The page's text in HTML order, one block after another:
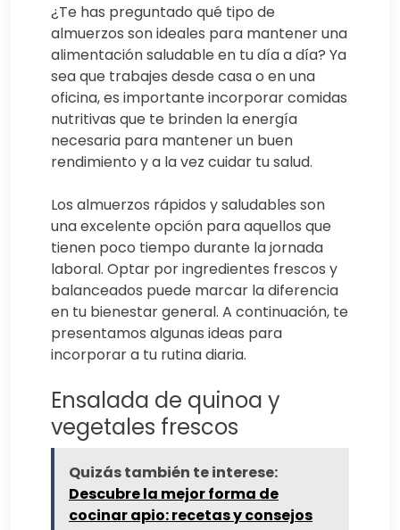
¿Te has preguntado qué tipo de
almuerzos son ideales para mantener una
alimentación saludable en tu día a día? Ya
sea que trabajes desde casa o en una
oficina, es importante incorporar comidas
nutritivas que te brinden la energía
necesaria para mantener un buen
rendimiento y a la vez cuidar tu salud.
Los almuerzos rápidos y saludables son
una excelente opción para aquellos que
tienen poco tiempo durante la jornada
laboral. Optar por ingredientes frescos y
balanceados puede marcar la diferencia
en tu bienestar general. A continuación, te
presentamos algunas ideas para
incorporar a tu rutina diaria.
Ensalada de quinoa y
vegetales frescos
Quizás también te interese:
Descubre la mejor forma de
cocinar apio: recetas y consejos